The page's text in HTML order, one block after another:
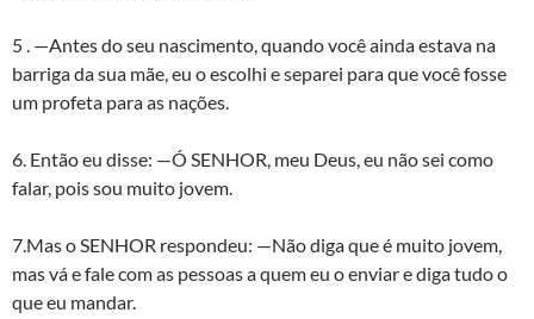
5 . —Antes do seu nascimento, quando você ainda estava na
barriga da sua mãe, eu o escolhi e separei para que você fosse
um profeta para as nações.
6. Então eu disse: —Ó SENHOR, meu Deus, eu não sei como
falar, pois sou muito jovem.
7.Mas o SENHOR respondeu: —Não diga que é muito jovem,
mas vá e fale com as pessoas a quem eu o enviar e diga tudo o
que eu mandar.